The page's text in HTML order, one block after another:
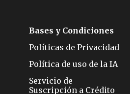
Bases y Condiciones
Políticas de Privacidad
Política de uso de la IA
Servicio de
Suscripción a Crédito